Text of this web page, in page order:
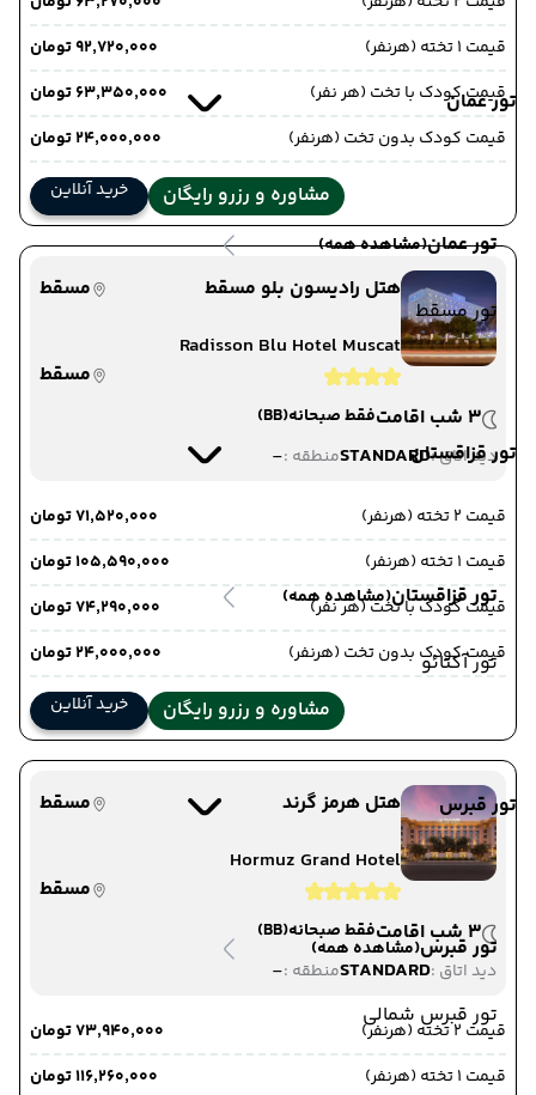
تور عمان
تور عمان(مشاهده همه)
تور مسقط
تور قزاقستان
تور قزاقستان(مشاهده همه)
تور آکتائو
تور قبرس
تور قبرس(مشاهده همه)
تور قبرس شمالی
قیمت 1 تخته (هرنفر)
۹۲٬۷۲۰٬۰۰۰ تومان
قیمت کودک با تخت (هر نفر)
۶۳٬۳۵۰٬۰۰۰ تومان
قیمت کودک بدون تخت (هرنفر)
۲۴٬۰۰۰٬۰۰۰ تومان
مشاوره و رزرو رایگان خرید آنلاین
هتل رادیسون بلو مسقط
مسقط
Radisson Blu Hotel Muscat
مسقط
3 شب اقامت
فقط صبحانه(BB)
دید اتاق :STANDARDمنطقه :-
قیمت 2 تخته (هرنفر)
۷۱٬۵۲۰٬۰۰۰ تومان
قیمت 1 تخته (هرنفر)
۱۰۵٬۵۹۰٬۰۰۰ تومان
قیمت کودک با تخت (هر نفر)
۷۴٬۲۹۰٬۰۰۰ تومان
قیمت کودک بدون تخت (هرنفر)
۲۴٬۰۰۰٬۰۰۰ تومان
مشاوره و رزرو رایگان خرید آنلاین
هتل هرمز گرند
مسقط
Hormuz Grand Hotel
مسقط
3 شب اقامت
فقط صبحانه(BB)
دید اتاق :STANDARDمنطقه :-
قیمت 2 تخته (هرنفر)
۷۳٬۹۴۰٬۰۰۰ تومان
قیمت 1 تخته (هرنفر)
۱۱۶٬۲۶۰٬۰۰۰ تومان